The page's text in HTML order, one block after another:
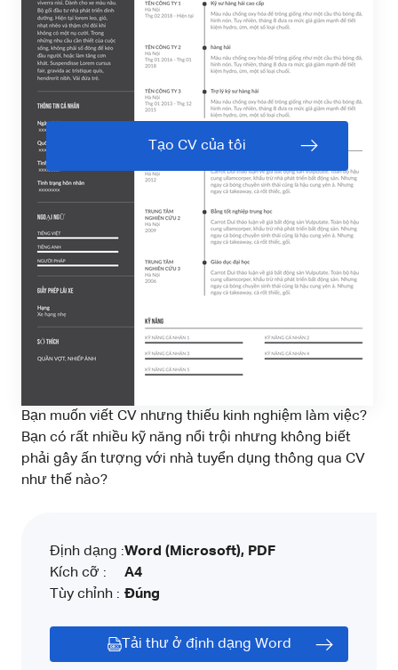
Tạo CV của tôi
Bạn muốn viết CV nhưng thiếu kinh nghiệm làm việc?
Bạn có rất nhiều kỹ năng nổi trội nhưng không biết
phải gây ấn tượng với nhà tuyển dụng thông qua CV
như thế nào?
Định dạng :
Kích cỡ :
Tùy chỉnh :
Word (Microsoft), PDF
A4
Đúng
Tải thư ở định dạng Word